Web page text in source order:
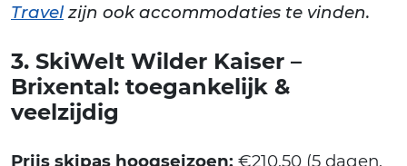
Travelzijn ook accommodaties te vinden.
3. SkiWelt Wilder Kaiser –
Brixental: toegankelijk &
veelzijdig
Prijs skipas hoogseizoen: €210,50 (5 dagen,